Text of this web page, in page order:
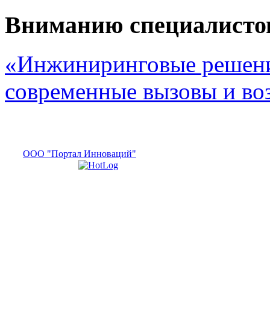
Вниманию
«Инжиниринговые
современные вызовы и
ООО "Портал Инноваций"